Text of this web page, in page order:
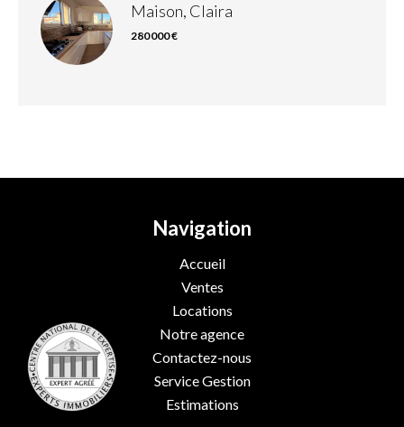
Maison, Claira
280 000 €
Navigation
Accueil
Ventes
Locations
Notre agence
Contactez-nous
Service Gestion
Estimations